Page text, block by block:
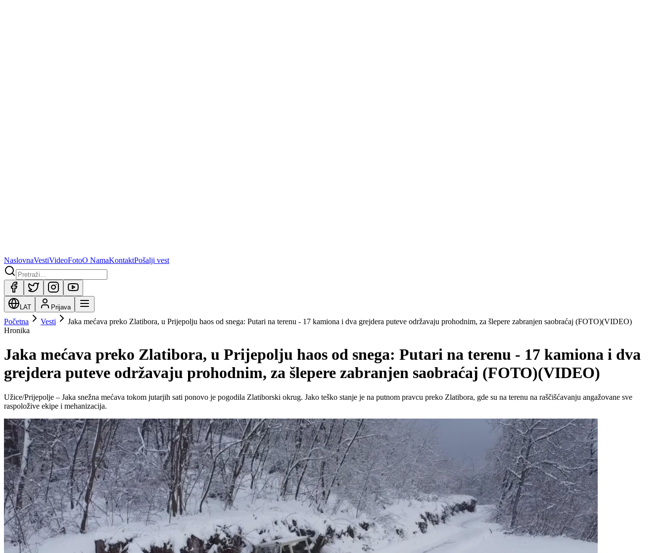
NaslovnaVestiVideoFotoO NamaKontaktPošalji vest
LAT Prijava
Početna Vesti
Jaka mećava preko Zlatibora, u Prijepolju haos od snega: Putari na terenu - 17 kamiona i dva grejdera puteve održavaju prohodnim, za šlepere zabranjen saobraćaj (FOTO)(VIDEO)
Hronika
Jaka mećava preko Zlatibora, u Prijepolju haos od snega: Putari na terenu - 17 kamiona i dva
grejdera puteve održavaju prohodnim, za šlepere zabranjen saobraćaj (FOTO)(VIDEO)
Užice/Prijepolje – Jaka snežna mećava tokom jutarjih sati ponovo je pogodila Zlatiborski okrug. Jako teško stanje je na putnom pravcu preko Zlatibora, gde su na terenu na raščišćavanju angažovane sve
raspoložive ekipe i mehanizacija.